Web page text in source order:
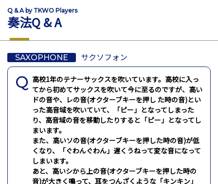
Q & A by TKWO Players
奏法Q & A
SAXOPHONE サクソフォン
高校1年のテナーサックスを吹いています。高校に入っ
てから初めてサックスを吹いて今に至るのですが、高い
ドの音や、レの音(オクターブキーを押し た時の音)とい
った高音域を吹いていて、「ピー」となってしまった
り、高音域の音を移動したりすると「ピー」となってし
まいます。
また、高いソの音(オクターブキーを押した時の音)が低
くなり、「ぐわんぐわん」遅くうねって変な音になって
しまいます。
あと、高いシから上の音(オクターブキーを押した時の
音)が大きく鳴って、耳をつんざくような「キンキン」